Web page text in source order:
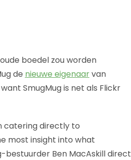
boedel zou worden
de nieuwe eigenaarvan
SmugMug is net als Flickr
catering directly to
most insight into what
bestuurder Ben MacAskill direct